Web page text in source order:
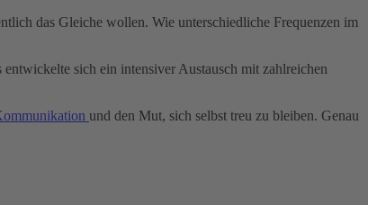
das Gleiche wollen. Wie unterschiedliche Frequenzen im
sich ein intensiver Austausch mit zahlreichen
und den Mut, sich selbst treu zu bleiben. Genau